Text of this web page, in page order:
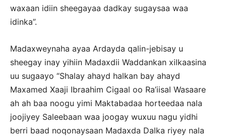
waxaan idiin sheegayaa dadkay sugaysaa waa
idinka”.
Madaxweynaha ayaa Ardayda qalin-jebisay u
sheegay inay yihiin Madaxdii Waddankan xilkaasina
uu sugaayo “Shalay ahayd halkan bay ahayd
Maxamed Xaaji Ibraahim Cigaal oo Ra’iisal Wasaare
ah ah baa noogu yimi Maktabadaa horteedaa nala
joojiyey Saleebaan waa joogay wuxuu nagu yidhi
berri baad noqonaysaan Madaxda Dalka riyey nala